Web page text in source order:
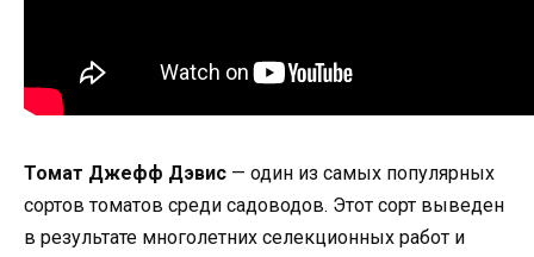
Томат Джефф Дэвис — один из самых популярных
сортов томатов среди садоводов. Этот сорт выведен
в результате многолетних селекционных работ и